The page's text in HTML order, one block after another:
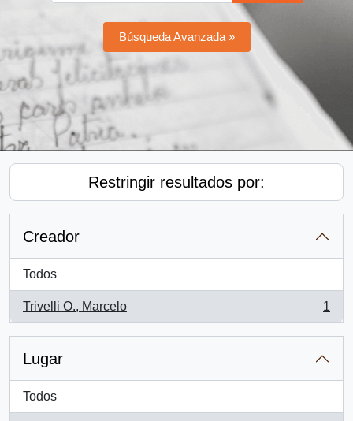
Búsqueda Avanzada »
Restringir resultados por:
Creador
Todos
Trivelli O., Marcelo
, 1 resultados
1
Lugar
Todos